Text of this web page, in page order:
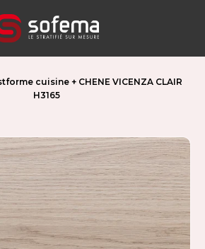
cuisine + CHENE VICENZA CLAIR
H3165